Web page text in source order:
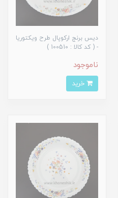
دیس برنج ارکوپال طرح ویکتوریا
- ( کد کالا : 100510 )
ناموجود